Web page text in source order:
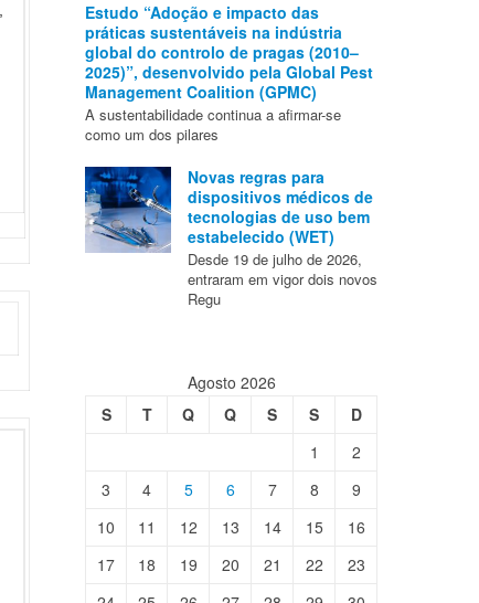
Estudo “Adoção e impacto das
práticas sustentáveis na indústria
global do controlo de pragas (2010–
2025)”, desenvolvido pela Global Pest
Management Coalition (GPMC)
A sustentabilidade continua a afirmar-se
como um dos pilares
Novas regras para
dispositivos médicos de
tecnologias de uso bem
estabelecido (WET)
Desde 19 de julho de 2026,
entraram em vigor dois novos
Regu
Agosto 2026
S
T Q Q S S
D
1
2
3
4 5 6 7 8
9
10
11 12 13 14 15
16
17
18 19 20 21 22
23